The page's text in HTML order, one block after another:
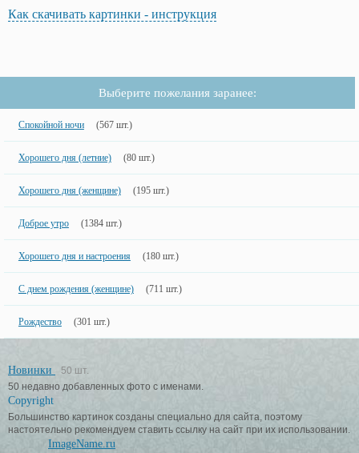
Как скачивать картинки - инструкция
Выберите пожелания заранее:
Спокойной ночи (567 шт.)
Хорошего дня (летние) (80 шт.)
Хорошего дня (женщине) (195 шт.)
Доброе утро (1384 шт.)
Хорошего дня и настроения (180 шт.)
С днем рождения (женщине) (711 шт.)
Рождество (301 шт.)
Новинки
50 шт.
50 недавно добавленных фото с именами.
Copyright
Большинство картинок созданы специально для сайта, поэтому
настоятельно рекомендуем ставить ссылку на сайт при их использовании.
ImageName.ru